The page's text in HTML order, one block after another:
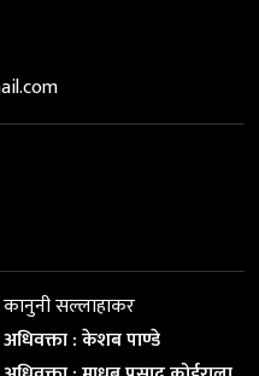
कानुनी सल्लाहाकर
अधिवक्ता : केशब पाण्डे